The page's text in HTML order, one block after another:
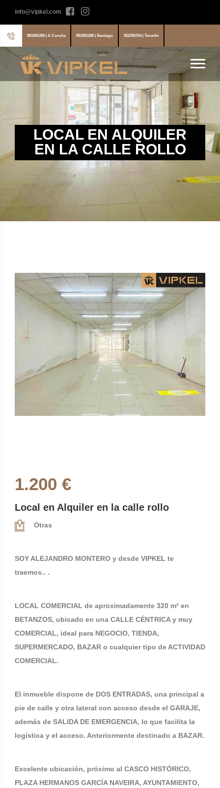
info@vipkel.com
881081286 | A Coruña 881081286 | Santiago 922296764 | Tenerife
LOCAL EN ALQUILER
EN LA CALLE ROLLO
1.200 €
Local en Alquiler en la calle rollo
Otras
SOY ALEJANDRO MONTERO y desde VIPKEL te
traemos.. .
LOCAL COMERCIAL de aproximadamente 320 m² en
BETANZOS, ubicado en una CALLE CÉNTRICA y muy
COMERCIAL, ideal para NEGOCIO, TIENDA,
SUPERMERCADO, BAZAR o cualquier tipo de ACTIVIDAD
COMERCIAL.
El inmueble dispone de DOS ENTRADAS, una principal a
pie de calle y otra lateral con acceso desde el GARAJE,
además de SALIDA DE EMERGENCIA, lo que facilita la
logística y el acceso. Anteriormente destinado a BAZAR.
Excelente ubicación, próximo al CASCO HISTÓRICO,
PLAZA HERMANOS GARCÍA NAVEIRA, AYUNTAMIENTO,